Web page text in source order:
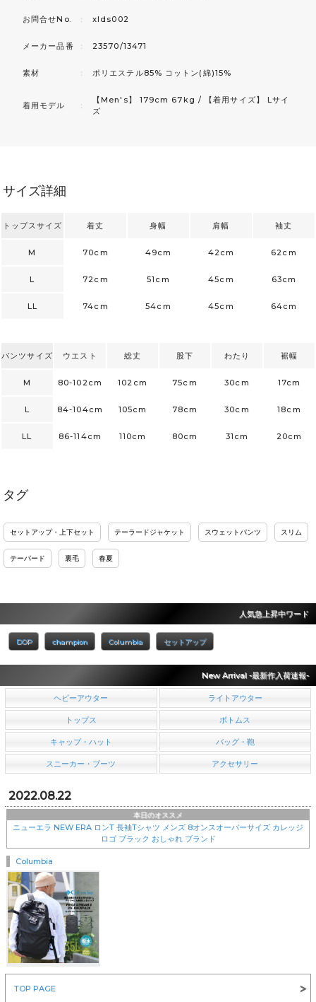
お問合せNo. ： xlds002
メーカー品番 ： 23570/13471
素材 ： ポリエステル85% コットン(綿)15%
着用モデル ：
【Men's】 179cm 67kg / 【着用サイズ】 Lサイ
ズ
サイズ詳細
トップスサイズ 着丈 身幅 肩幅 袖丈
M 70cm 49cm 42cm 62cm
L 72cm 51cm 45cm 63cm
LL 74cm 54cm 45cm 64cm
パンツサイズ ウエスト 総丈 股下 わたり 裾幅
M 80-102cm 102cm 75cm 30cm 17cm
L 84-104cm 105cm 78cm 30cm 18cm
LL 86-114cm 110cm 80cm 31cm 20cm
タグ
セットアップ・上下セット テーラードジャケット スウェットパンツ スリム
テーパード 裏毛 春夏
人気急上昇中ワード
DOP champion Columbia セットアップ
New Arrival -最新作入荷速報-
ヘビーアウター ライトアウター
トップス ボトムス
キャップ・ハット バッグ・鞄
スニーカー・ブーツ アクセサリー
2022.08.22
本日のオススメ
ニューエラ NEW ERA ロンT 長袖Tシャツ メンズ 8オンスオーバーサイズ カレッジ
ロゴ ブラック おしゃれ ブランド
Columbia
NEW ERA(ニューエラ)
TOP PAGE